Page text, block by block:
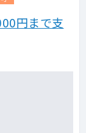
円まで支